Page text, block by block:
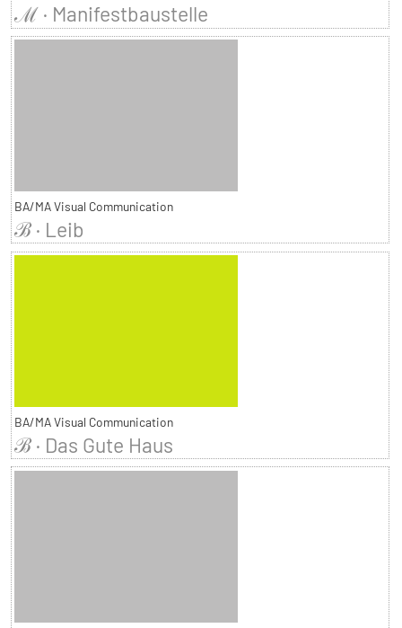
ℳ · Manifestbaustelle
BA/MA Visual Communication
ℬ · Leib
BA/MA Visual Communication
ℬ · Das Gute Haus